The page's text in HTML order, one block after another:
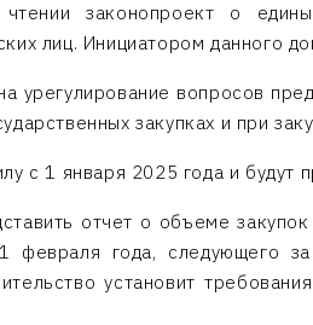
законопроект о
лиц. Инициатором данного
вопросов
закупках и при
с 1 января 2025 года и
отчет о объеме
февраля года, следующего
установит